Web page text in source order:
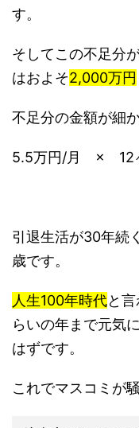
す。
そしてこの不足分
はおよそ2,000万円
不足分の金額が細
5.5万円/月 ×
引退生活が30年続
歳です。
人生100年時代と
らいの年まで元気
はずです。
これでマスコミが